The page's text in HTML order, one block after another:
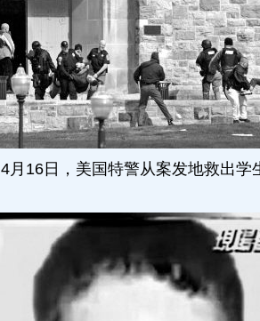
4月16日，美国特警从案发地救出学